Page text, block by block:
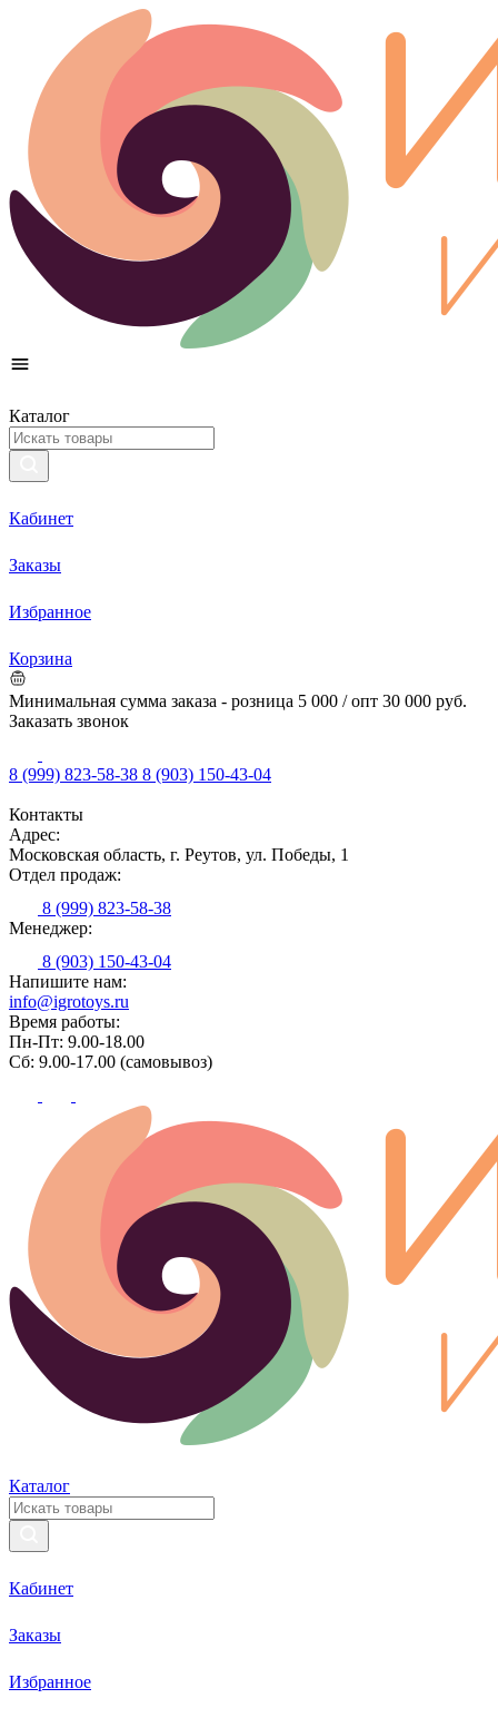
Каталог
Кабинет
Заказы
Избранное
Корзина
Минимальная сумма заказа - розница 5 000 / опт 30 000 руб.
Заказать звонок
8 (999) 823-58-38 8 (903) 150-43-04
Контакты
Адрес:
Московская область, г. Реутов, ул. Победы, 1
Отдел продаж:
8 (999) 823-58-38
Менеджер:
8 (903) 150-43-04
Напишите нам:
info@igrotoys.ru
Время работы:
Пн-Пт: 9.00-18.00
Сб: 9.00-17.00 (самовывоз)
Каталог
Кабинет
Заказы
Избранное